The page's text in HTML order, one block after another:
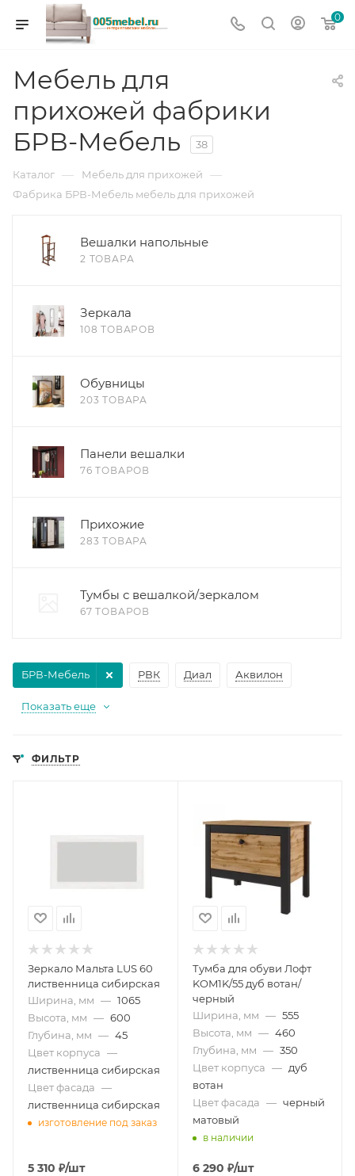
0
Мебель для
прихожей фабрики
БРВ-Мебель
38
Каталог — Мебель для прихожей —
Фабрика БРВ-Мебель мебель для прихожей
Вешалки напольные
2 ТОВАРА
Зеркала
108 ТОВАРОВ
Обувницы
203 ТОВАРА
Панели вешалки
76 ТОВАРОВ
Прихожие
283 ТОВАРА
Тумбы с вешалкой/зеркалом
67 ТОВАРОВ
РВК Диал Аквилон
БРВ-Мебель
Показать еще
ФИЛЬТР
Зеркало Мальта LUS 60
лиственница сибирская
Ширина, мм — 1065
Высота, мм — 600
Глубина, мм — 45
Цвет корпуса —
лиственница сибирская
Цвет фасада —
лиственница сибирская
изготовление под заказ
5 310 ₽/шт
Тумба для обуви Лофт
KOM1K/55 дуб вотан/
черный
Ширина, мм — 555
Высота, мм — 460
Глубина, мм — 350
Цвет корпуса — дуб
вотан
Цвет фасада — черный
матовый
в наличии
6 290 ₽/шт